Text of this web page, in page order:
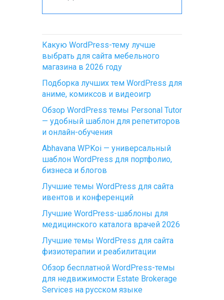
Какую WordPress-тему лучше
выбрать для сайта мебельного
магазина в 2026 году
Подборка лучших тем WordPress для
аниме, комиксов и видеоигр
Обзор WordPress темы Personal Tutor
— удобный шаблон для репетиторов
и онлайн-обучения
Abhavana WPKoi — универсальный
шаблон WordPress для портфолио,
бизнеса и блогов
Лучшие темы WordPress для сайта
ивентов и конференций
Лучшие WordPress-шаблоны для
медицинского каталога врачей 2026
Лучшие темы WordPress для сайта
физиотерапии и реабилитации
Обзор бесплатной WordPress-темы
для недвижимости Estate Brokerage
Services на русском языке